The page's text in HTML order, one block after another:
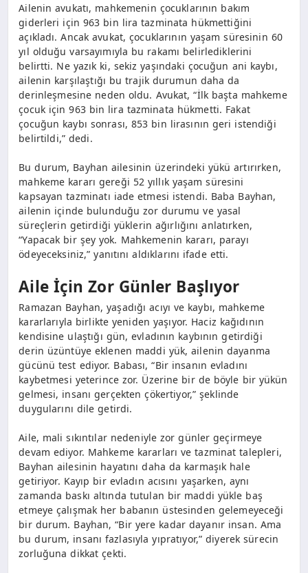
Ailenin avukatı, mahkemenin çocuklarının bakım
giderleri için 963 bin lira tazminata hükmettiğini
açıkladı. Ancak avukat, çocuklarının yaşam süresinin 60
yıl olduğu varsayımıyla bu rakamı belirlediklerini
belirtti. Ne yazık ki, sekiz yaşındaki çocuğun ani kaybı,
ailenin karşılaştığı bu trajik durumun daha da
derinleşmesine neden oldu. Avukat, “İlk başta mahkeme
çocuk için 963 bin lira tazminata hükmetti. Fakat
çocuğun kaybı sonrası, 853 bin lirasının geri istendiği
belirtildi,” dedi.
Bu durum, Bayhan ailesinin üzerindeki yükü artırırken,
mahkeme kararı gereği 52 yıllık yaşam süresini
kapsayan tazminatı iade etmesi istendi. Baba Bayhan,
ailenin içinde bulunduğu zor durumu ve yasal
süreçlerin getirdiği yüklerin ağırlığını anlatırken,
“Yapacak bir şey yok. Mahkemenin kararı, parayı
ödeyeceksiniz,” yanıtını aldıklarını ifade etti.
Aile İçin Zor Günler Başlıyor
Ramazan Bayhan, yaşadığı acıyı ve kaybı, mahkeme
kararlarıyla birlikte yeniden yaşıyor. Haciz kağıdının
kendisine ulaştığı gün, evladının kaybının getirdiği
derin üzüntüye eklenen maddi yük, ailenin dayanma
gücünü test ediyor. Babası, “Bir insanın evladını
kaybetmesi yeterince zor. Üzerine bir de böyle bir yükün
gelmesi, insanı gerçekten çökertiyor,” şeklinde
duygularını dile getirdi.
Aile, mali sıkıntılar nedeniyle zor günler geçirmeye
devam ediyor. Mahkeme kararları ve tazminat talepleri,
Bayhan ailesinin hayatını daha da karmaşık hale
getiriyor. Kayıp bir evladın acısını yaşarken, aynı
zamanda baskı altında tutulan bir maddi yükle baş
etmeye çalışmak her babanın üstesinden gelemeyeceği
bir durum. Bayhan, “Bir yere kadar dayanır insan. Ama
bu durum, insanı fazlasıyla yıpratıyor,” diyerek sürecin
zorluğuna dikkat çekti.